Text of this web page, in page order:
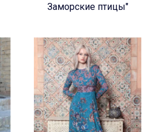
Заморские птицы"